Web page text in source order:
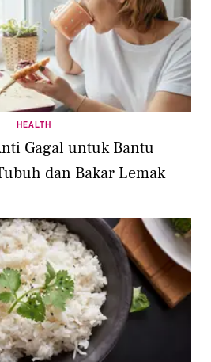
HEALTH
Gagal untuk Bantu
dan Bakar Lemak